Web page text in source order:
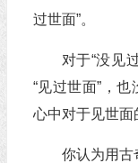
过世面”。
对于“没见
“见过世面”，
心中对于见世面
你认为用古